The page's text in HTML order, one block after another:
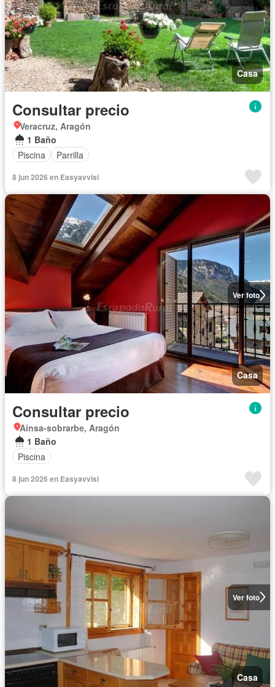
Casa
Consultar precio
Veracruz, Aragón
1 Baño
Piscina
Parrilla
8 jun 2026 en Easyavvisi
Ver foto
Casa
Consultar precio
Aínsa-sobrarbe, Aragón
1 Baño
Piscina
8 jun 2026 en Easyavvisi
Ver foto
Casa